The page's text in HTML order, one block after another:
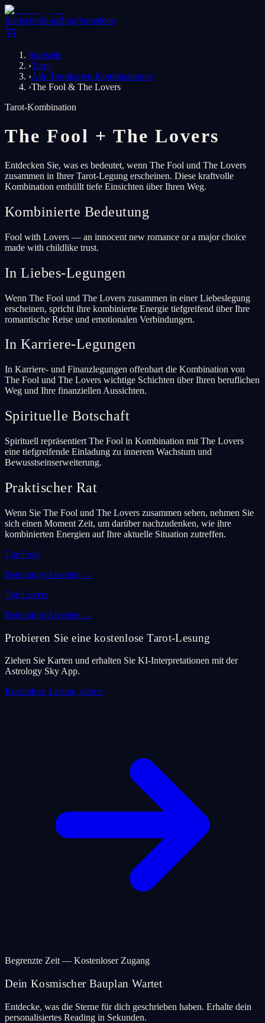
StartseiteShopBlogAnmelden
Startseite
›Tarot
›Alle Tarotkarten-Kombinationen
›The Fool & The Lovers
Tarot-Kombination
The Fool +The Lovers
Entdecken Sie, was es bedeutet, wenn The Fool und The Lovers
zusammen in Ihrer Tarot-Legung erscheinen. Diese kraftvolle
Kombination enthüllt tiefe Einsichten über Ihren Weg.
Kombinierte Bedeutung
Fool with Lovers — an innocent new romance or a major choice
made with childlike trust.
In Liebes-Legungen
Wenn The Fool und The Lovers zusammen in einer Liebeslegung
erscheinen, spricht ihre kombinierte Energie tiefgreifend über Ihre
romantische Reise und emotionalen Verbindungen.
In Karriere-Legungen
In Karriere- und Finanzlegungen offenbart die Kombination von
The Fool und The Lovers wichtige Schichten über Ihren beruflichen
Weg und Ihre finanziellen Aussichten.
Spirituelle Botschaft
Spirituell repräsentiert The Fool in Kombination mit The Lovers
eine tiefgreifende Einladung zu innerem Wachstum und
Bewusstseinserweiterung.
Praktischer Rat
Wenn Sie The Fool und The Lovers zusammen sehen, nehmen Sie
sich einen Moment Zeit, um darüber nachzudenken, wie ihre
kombinierten Energien auf Ihre aktuelle Situation zutreffen.
The Fool
Bedeutung Ansehen →
The Lovers
Bedeutung Ansehen →
Probieren Sie eine kostenlose Tarot-Lesung
Ziehen Sie Karten und erhalten Sie KI-Interpretationen mit der
Astrology Sky App.
Kostenlose Lesung starten
Begrenzte Zeit — Kostenloser Zugang
Dein Kosmischer Bauplan Wartet
Entdecke, was die Sterne für dich geschrieben haben. Erhalte dein
personalisiertes Reading in Sekunden.